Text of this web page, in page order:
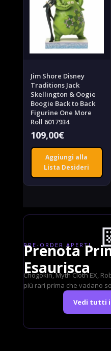
Jim Shore Disney
Traditions Jack
Skellington & Oogie
Boogie Back to Back
Figurine One More
Roll 6017934
109,00€
Aggiungi alla
Lista Desideri
PRE-ORDER APERTI
Prenota
Esaurisca
Chogokin, Myth Cloth EX,
più rari prima che vadano
Vedi tutti i